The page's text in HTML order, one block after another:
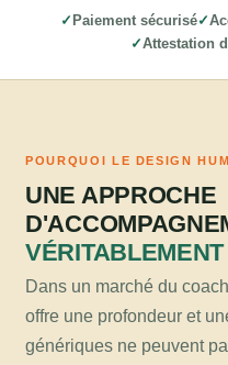
Paiement sécurisé
Attestation
POURQUOI LE DESIGN
UNE APPROCHE
Dans un marché du
offre une profondeur et
génériques ne peuvent